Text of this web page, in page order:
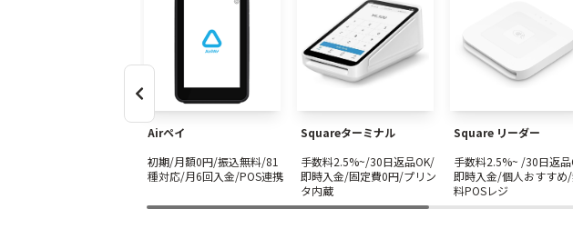
通信環境が不安定だと決済トラブルにつながる
決済エラー・返金・二重決済時の案内を用意する
インバウンド向けキャッシュレス決済を導入する流れ
1. 来店する外国人客の国・地域を把握する
2. 対応すべき決済手段を決める
3. インバウンド対応可能な決済サービス・端末を比較する
4. 補助金・自治体支援を確認する
Airペイ
初期/月額0円/振込無料/81
種対応/月6回入金/POS連携
Squareターミナル
手数料2.5%~/30日返品OK/
即時入金/固定費0円/プリン
タ内蔵
Square リーダー
手数料2.5%~ /30日返
即時入金/個人おすすめ
料POSレジ